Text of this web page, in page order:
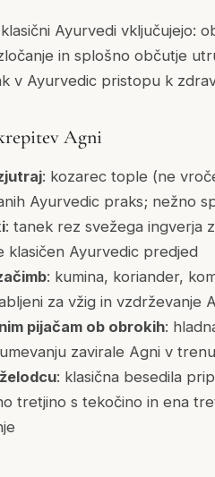
Ayurvedi vključujejo:
in splošno občutje
v Ayurvedic pristopu k
Agni
: kozarec tople (ne
Ayurvedic praks; nežno
: tanek rez svežega ingverja
klasičen Ayurvedic predjed
: kumina, koriander,
za vžig in vzdrževanje
pijačam ob obrokih:
zavirale Agni v
: klasična besedila
tretjino s tekočino in ena